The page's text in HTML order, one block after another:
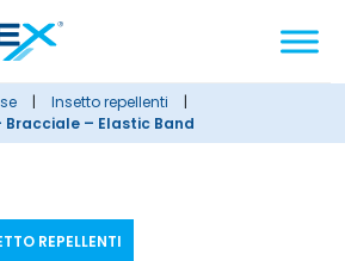
sito
| insetto repellenti
|
– Elastic Band
REPELLENTI